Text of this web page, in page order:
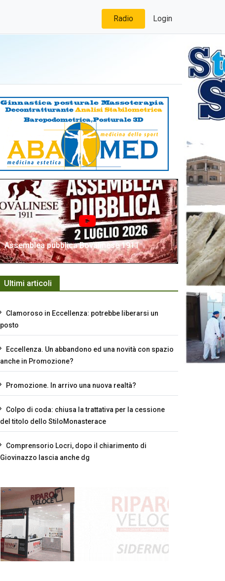
Radio Login
Assemblea pubblica Bovalinese 1911
Ultimi articoli
Clamoroso in Eccellenza: potrebbe liberarsi un
posto
Eccellenza. Un abbandono ed una novità con spazio
anche in Promozione?
Promozione. In arrivo una nuova realtà?
Colpo di coda: chiusa la trattativa per la cessione
del titolo dello StiloMonasterace
Comprensorio Locri, dopo il chiarimento di
Giovinazzo lascia anche dg